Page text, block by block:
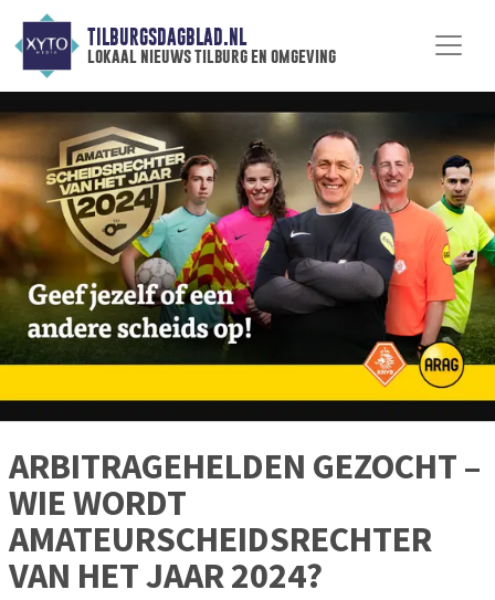
TILBURGSDAGBLAD.NL
lokaal nieuws tilburg en omgeving
ARBITRAGEHELDEN GEZOCHT –
WIE WORDT
AMATEURSCHEIDSRECHTER
VAN HET JAAR 2024?